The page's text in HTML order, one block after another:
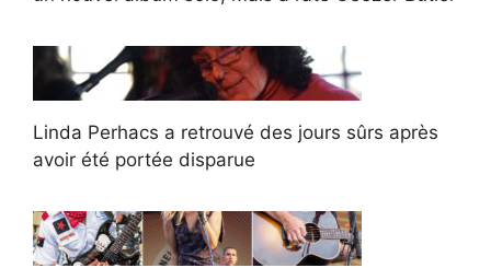
Linda Perhacs a retrouvé des jours sûrs après
avoir été portée disparue